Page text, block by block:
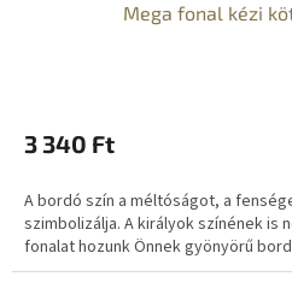
Mega fonal kézi
3 340 Ft
A bordó szín a méltóságot, a
szimbolizálja. A királyok színének is
fonalat hozunk Önnek gyönyörű